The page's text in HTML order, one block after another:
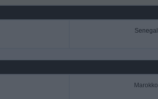
Senegal
Marokko